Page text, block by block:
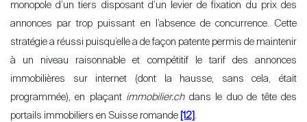
monopole d’un tiers disposant d ’un levier de fixation du prix des
annonces par trop puissant en l ’absence de concurrence. Cette
stratégie a réussi puisqu’elle a de façon patente permis de maintenir
à un niveau raisonnable et compétitif le tarif des annonces
immobilières sur internet (dont la hausse, sans cela, était
programmée), en plaçant immobilier.chdans le duo de tête des
portails immobiliers en Suisse romande [12] .